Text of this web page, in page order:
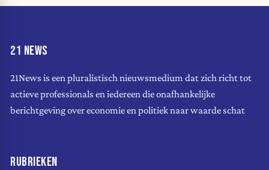
21 NEWS
21News is een pluralistisch nieuwsmedium dat zich richt tot
actieve professionals en iedereen die onafhankelijke
berichtgeving over economie en politiek naar waarde schat
RUBRIEKEN